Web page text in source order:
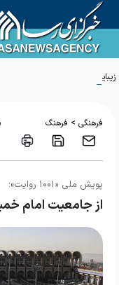
زیبایی شناسی الگوریتم
فرهنگی > فرهنگ
پویش ملی «۱۰۰۱ روایت»؛
از جامعیت امام